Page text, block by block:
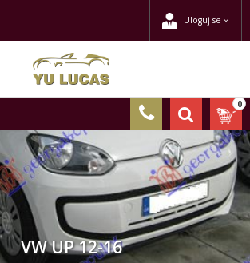
Uloguj se
0
VW UP 12-16